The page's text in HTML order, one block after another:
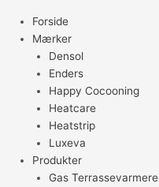
Forside
Mærker
Densol
Enders
Happy Cocooning
Heatcare
Heatstrip
Luxeva
Produkter
Gas Terrassevarmere